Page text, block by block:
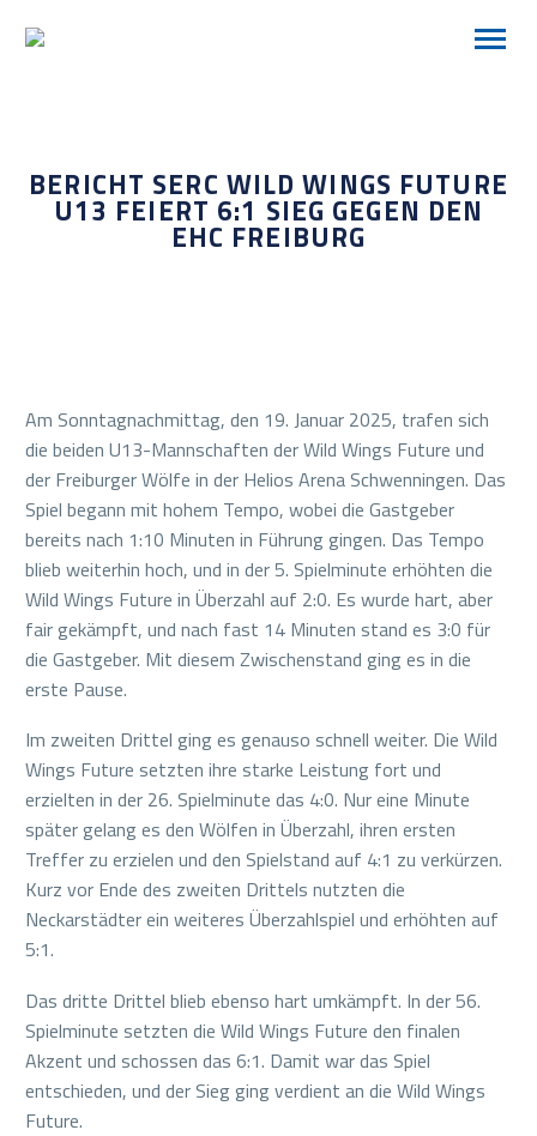
BERICHT SERC WILD WINGS FUTURE
U13 FEIERT 6:1 SIEG GEGEN DEN
EHC FREIBURG
Am Sonntagnachmittag, den 19. Januar 2025, trafen sich
die beiden U13-Mannschaften der Wild Wings Future und
der Freiburger Wölfe in der Helios Arena Schwenningen. Das
Spiel begann mit hohem Tempo, wobei die Gastgeber
bereits nach 1:10 Minuten in Führung gingen. Das Tempo
blieb weiterhin hoch, und in der 5. Spielminute erhöhten die
Wild Wings Future in Überzahl auf 2:0. Es wurde hart, aber
fair gekämpft, und nach fast 14 Minuten stand es 3:0 für
die Gastgeber. Mit diesem Zwischenstand ging es in die
erste Pause.
Im zweiten Drittel ging es genauso schnell weiter. Die Wild
Wings Future setzten ihre starke Leistung fort und
erzielten in der 26. Spielminute das 4:0. Nur eine Minute
später gelang es den Wölfen in Überzahl, ihren ersten
Treffer zu erzielen und den Spielstand auf 4:1 zu verkürzen.
Kurz vor Ende des zweiten Drittels nutzten die
Neckarstädter ein weiteres Überzahlspiel und erhöhten auf
5:1.
Das dritte Drittel blieb ebenso hart umkämpft. In der 56.
Spielminute setzten die Wild Wings Future den finalen
Akzent und schossen das 6:1. Damit war das Spiel
entschieden, und der Sieg ging verdient an die Wild Wings
Future.